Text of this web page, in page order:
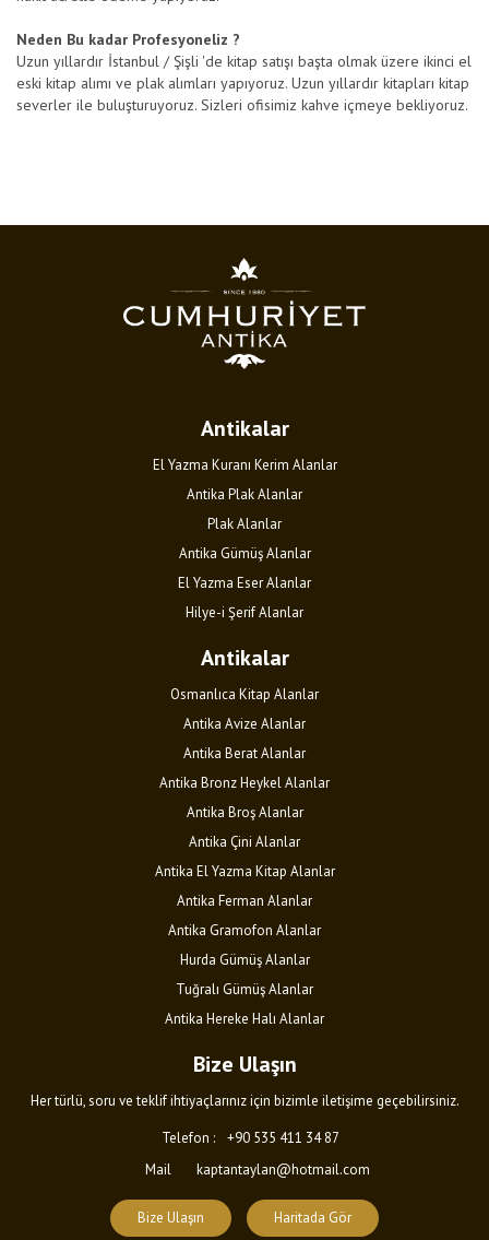
Neden Bu kadar Profesyoneliz ?
Uzun yıllardır İstanbul / Şişli 'de kitap satışı başta olmak üzere ikinci el
eski kitap alımı ve plak alımları yapıyoruz. Uzun yıllardır kitapları kitap
severler ile buluşturuyoruz. Sizleri ofisimiz kahve içmeye bekliyoruz.
Antikalar
El Yazma Kuranı Kerim Alanlar
Antika Plak Alanlar
Plak Alanlar
Antika Gümüş Alanlar
El Yazma Eser Alanlar
Hilye-i Şerif Alanlar
Antikalar
Osmanlıca Kitap Alanlar
Antika Avize Alanlar
Antika Berat Alanlar
Antika Bronz Heykel Alanlar
Antika Broş Alanlar
Antika Çini Alanlar
Antika El Yazma Kitap Alanlar
Antika Ferman Alanlar
Antika Gramofon Alanlar
Hurda Gümüş Alanlar
Tuğralı Gümüş Alanlar
Antika Hereke Halı Alanlar
Bize Ulaşın
Her türlü, soru ve teklif ihtiyaçlarınız için bizimle iletişime geçebilirsiniz.
Telefon :
+90 535 411 34 87
Mail
kaptantaylan@hotmail.com
Bize Ulaşın Haritada Gör